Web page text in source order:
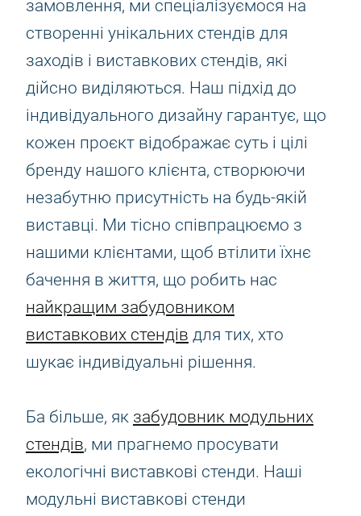
замовлення, ми спеціалізуємося на
створенні унікальних стендів для
заходів і виставкових стендів, які
дійсно виділяються. Наш підхід до
індивідуального дизайну гарантує, що
кожен проєкт відображає суть і цілі
бренду нашого клієнта, створюючи
незабутню присутність на будь-якій
виставці. Ми тісно співпрацюємо з
нашими клієнтами, щоб втілити їхнє
бачення в життя, що робить нас
найкращим забудовником
виставкових стендів для тих, хто
шукає індивідуальні рішення.
Ба більше, як забудовник модульних
стендів, ми прагнемо просувати
екологічні виставкові стенди. Наші
модульні виставкові стенди